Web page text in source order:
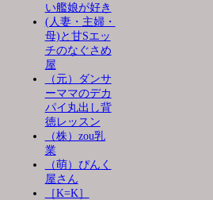
い艦娘が好き
(人妻・主婦・
母)と甘Sエッ
チのなぐさめ
屋
（元）ダンサ
ーママのデカ
パイ丸出し背
徳レッスン
（株）zou乳
業
（萌）ぴんく
屋さん
［K=K］